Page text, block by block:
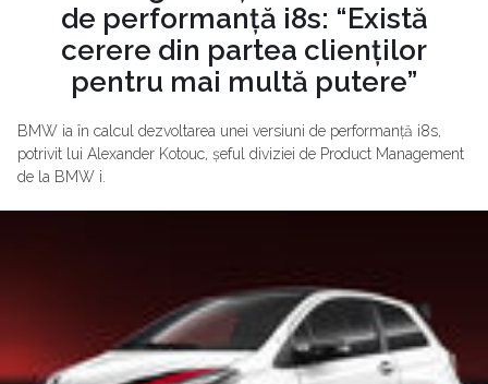
de performanță i8s: “Există
cerere din partea clienților
pentru mai multă putere”
BMW ia în calcul dezvoltarea unei versiuni de performanță i8s,
potrivit lui Alexander Kotouc, șeful diviziei de Product Management
de la BMW i.